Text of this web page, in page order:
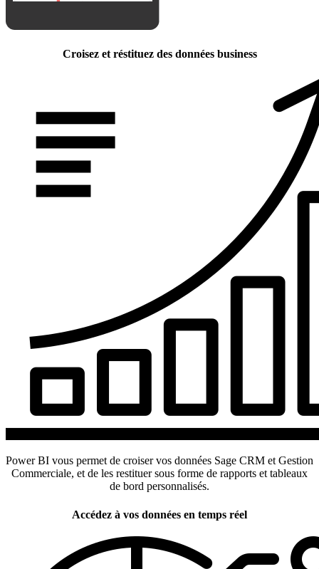
Croisez et réstituez des données business
Power BI vous permet de croiser vos données Sage CRM et Gestion
Commerciale, et de les restituer sous forme de rapports et tableaux
de bord personnalisés.
Accédez à vos données en temps réel